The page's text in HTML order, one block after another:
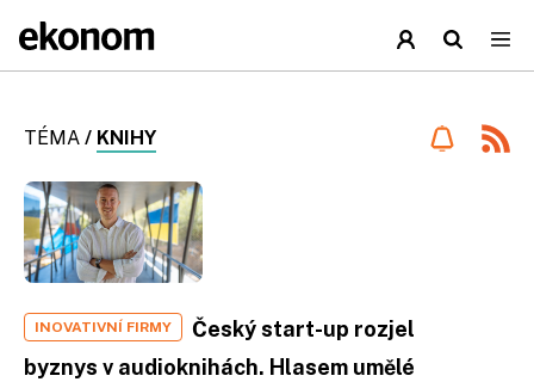
TÉMA / KNIHY
INOVATIVNÍ FIRMY
Český start-up rozjel
byznys v audioknihách. Hlasem umělé